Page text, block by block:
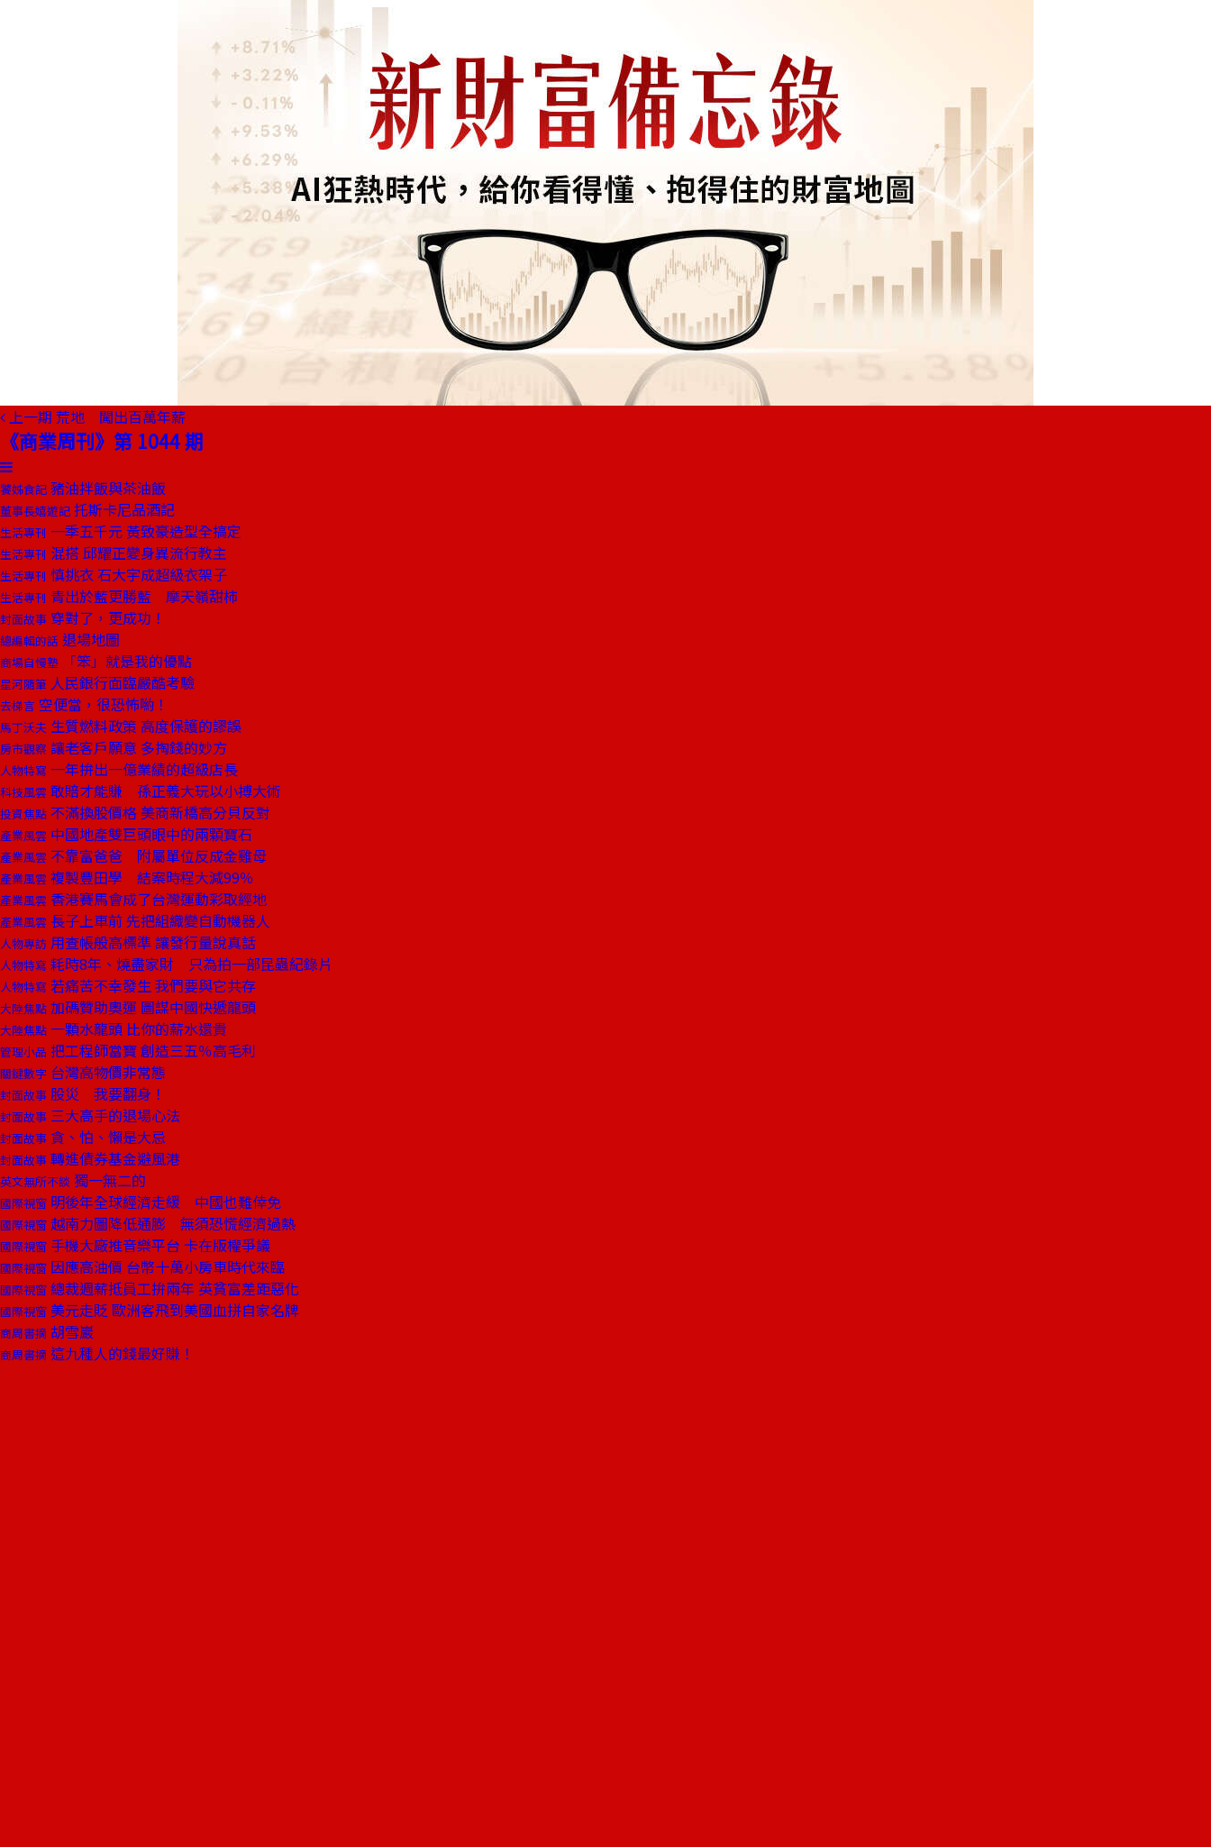
上一期 荒地 闖出百萬年薪
《商業周刊》第 1044 期
饕姊食記 豬油拌飯與茶油飯
董事長嬉遊記 托斯卡尼品酒記
生活專刊 一季五千元 黃致豪造型全搞定
生活專刊 混搭 邱耀正變身異流行教主
生活專刊 慎挑衣 石大宇成超級衣架子
生活專刊 青出於藍更勝藍 摩天嶺甜柿
封面故事 穿對了，更成功！
總編輯的話 退場地圖
商場自慢塾 「笨」就是我的優點
星河隨筆 人民銀行面臨嚴酷考驗
去梯言 空便當，很恐怖喲！
馬丁沃夫 生質燃料政策 高度保護的謬誤
房市觀察 讓老客戶願意 多掏錢的妙方
人物特寫 一年拚出一億業績的超級店長
科技風雲 敢賠才能賺 孫正義大玩以小搏大術
投資焦點 不滿換股價格 美商新橋高分貝反對
產業風雲 中國地產雙巨頭眼中的兩顆寶石
產業風雲 不靠富爸爸 附屬單位反成金雞母
產業風雲 複製豐田學 結案時程大減99％
產業風雲 香港賽馬會成了台灣運動彩取經地
產業風雲 長子上車前 先把組織變自動機器人
人物專訪 用查帳般高標準 讓發行量說真話
人物特寫 耗時8年、燒盡家財 只為拍一部昆蟲紀錄片
人物特寫 若痛苦不幸發生 我們要與它共存
大陸焦點 加碼贊助奧運 圖謀中國快遞龍頭
大陸焦點 一顆水龍頭 比你的薪水還貴
管理小品 把工程師當寶 創造三五％高毛利
關鍵數字 台灣高物價非常態
封面故事 股災 我要翻身！
封面故事 三大高手的退場心法
封面故事 貪、怕、懶是大忌
封面故事 轉進債券基金避風港
英文無所不談 獨一無二的
國際視窗 明後年全球經濟走緩 中國也難倖免
國際視窗 越南力圖降低通膨 無須恐慌經濟過熱
國際視窗 手機大廠推音樂平台 卡在版權爭議
國際視窗 因應高油價 台幣十萬小房車時代來臨
國際視窗 總裁週薪抵員工拚兩年 英貧富差距惡化
國際視窗 美元走貶 歐洲客飛到美國血拼自家名牌
商周書摘 胡雪巖
商周書摘 這九種人的錢最好賺！